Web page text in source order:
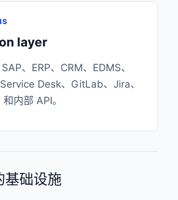
layer
、ERP、CRM、EDMS、
Desk、GitLab、Jira、
内部 API。
基础设施